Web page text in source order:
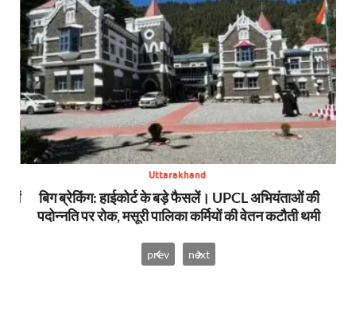
Uttarakhand
बिग ब्रेकिंग: हाईकोर्ट के बड़े फैसलें। UPCL अभियंताओं की
पदोन्नति पर रोक, मसूरी पालिका कर्मियों की वेतन कटौती थमी
prev next